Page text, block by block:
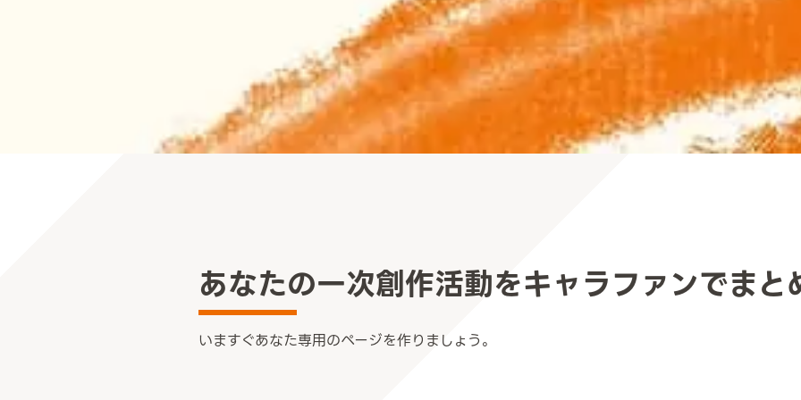
あなたの一次創作活動をキャラファンでまと
いますぐあなた専用のページを作りましょう。